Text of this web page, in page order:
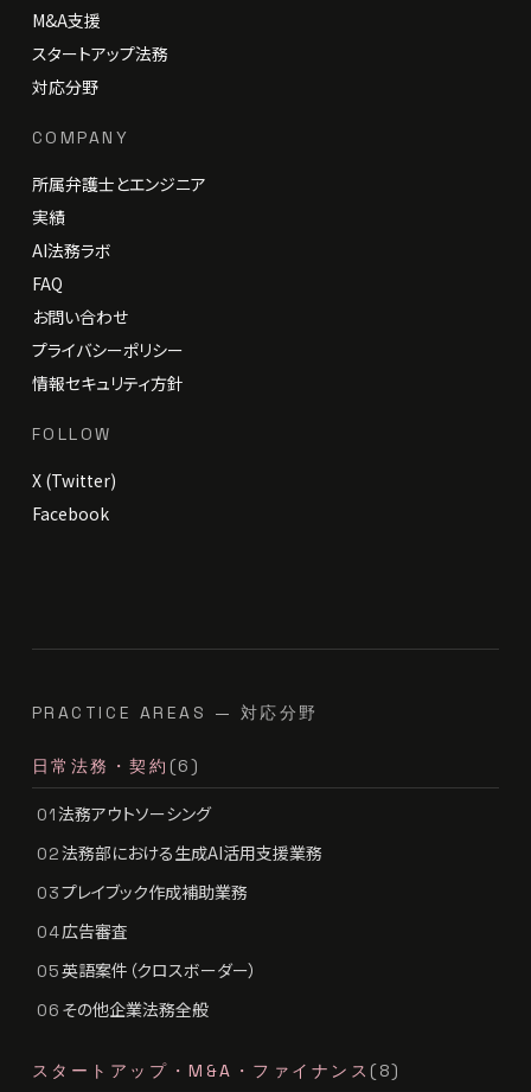
M&A支援
スタートアップ法務
対応分野
COMPANY
所属弁護士とエンジニア
実績
AI法務ラボ
FAQ
お問い合わせ
プライバシーポリシー
情報セキュリティ方針
FOLLOW
X (Twitter)
Facebook
PRACTICE AREAS — 対応分野
日常法務・契約 (6)
01法務アウトソーシング
02法務部における生成AI活用支援業務
03プレイブック作成補助業務
04広告審査
05英語案件（クロスボーダー）
06 その他企業法務全般
スタートアップ・M&A・ファイナンス (8)